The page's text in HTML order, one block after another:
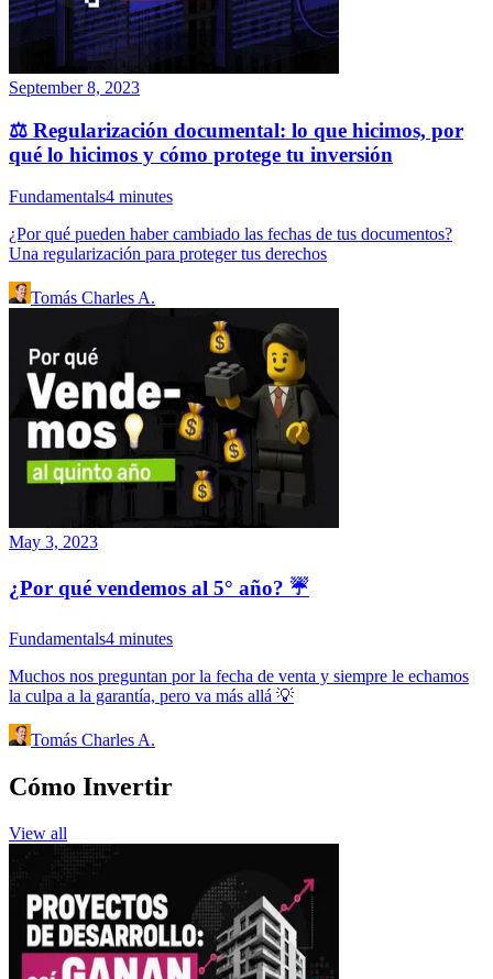
September 8, 2023
⚖️ Regularización documental: lo que hicimos, por
qué lo hicimos y cómo protege tu inversión
Fundamentals4 minutes
¿Por qué pueden haber cambiado las fechas de tus documentos?
Una regularización para proteger tus derechos
Tomás Charles A.
May 3, 2023
¿Por qué vendemos al 5° año? ☔️
Fundamentals4 minutes
Muchos nos preguntan por la fecha de venta y siempre le echamos
la culpa a la garantía, pero va más allá 💡
Tomás Charles A.
Cómo Invertir
View all